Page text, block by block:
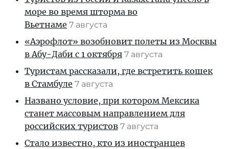
море во время шторма во
Вьетнаме 7 августа
«Аэрофлот» возобновит полеты из Москвы
в Абу-Даби с 1 октября 7 августа
Туристам рассказали, где встретить кошек
в Стамбуле 7 августа
Названо условие, при котором Мексика
станет массовым направлением для
российских туристов 7 августа
Стало известно, кто из иностранцев